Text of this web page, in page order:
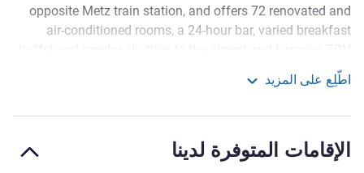
الوصف
opposite Metz train station, and offers 72 renovated and
air-conditioned rooms, a 24-hour bar, varied breakfast
station. The hotel i s situated in the heart of the Christmas
markets and is a 2-minute walk from Saint-Etienne
will soon be opposite the conference center.
اطّلِع على المزيد
الإقامات المتوفرة لدينا